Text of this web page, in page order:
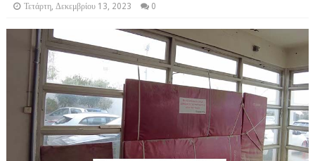
Τετάρτη, Δεκεμβρίου 13, 2023 0